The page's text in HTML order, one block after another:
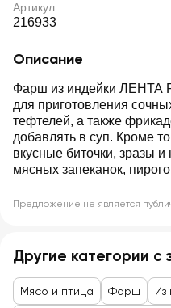
Артикул
216933
Описание
Фарш из индейки ЛЕНТА
для приготовления
тефтелей, а также
добавлять в суп. Кроме
вкусные биточки, зразы и
мясных запеканок,
Предложение не является
Другие категории с
Мясо и птица Фарш Из